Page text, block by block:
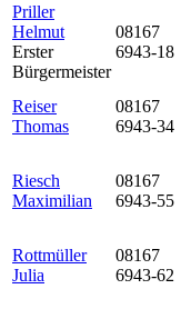
Priller
Helmut
Erster
Bürgermeister
08167
6943-18
Reiser
Thomas
08167
6943-34
Riesch
Maximilian
08167
6943-55
Rottmüller
Julia
08167
6943-62